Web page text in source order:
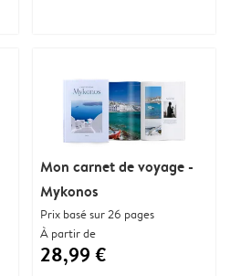
Mon carnet de voyage -
Mykonos
Prix basé sur 26 pages
À partir de
28,99 €